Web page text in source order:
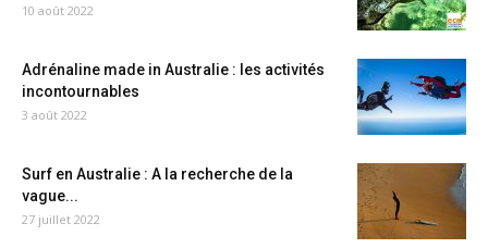
10 août 2022
Adrénaline made in Australie : les activités
incontournables
3 août 2022
Surf en Australie : A la recherche de la
vague...
27 juillet 2022